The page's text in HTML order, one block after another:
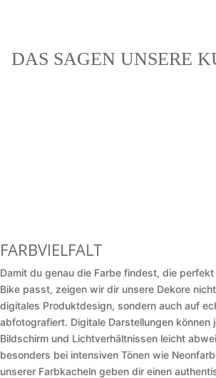
DAS SAGEN UNSERE
FARBVIELFALT
Damit du genau die Farbe findest, die
Bike passt, zeigen wir dir unsere Dekore
digitales Produktdesign, sondern auch auf
abfotografiert. Digitale Darstellungen können
Bildschirm und Lichtverhältnissen leicht
besonders bei intensiven Tönen wie
unserer Farbkacheln geben dir einen